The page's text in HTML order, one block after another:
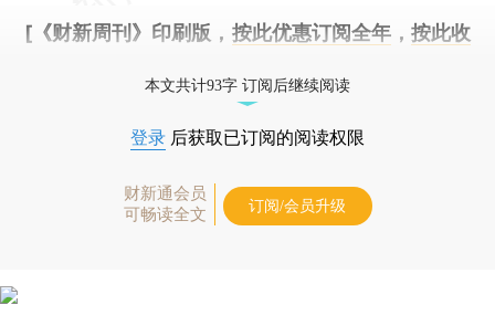
[《财新周刊》印刷版， 按此优惠订阅全年， 按此收
本文共计93字 订阅后继续阅读
登录 后获取已订阅的阅读权限
财新通会员
可畅读全文
订阅/会员升级